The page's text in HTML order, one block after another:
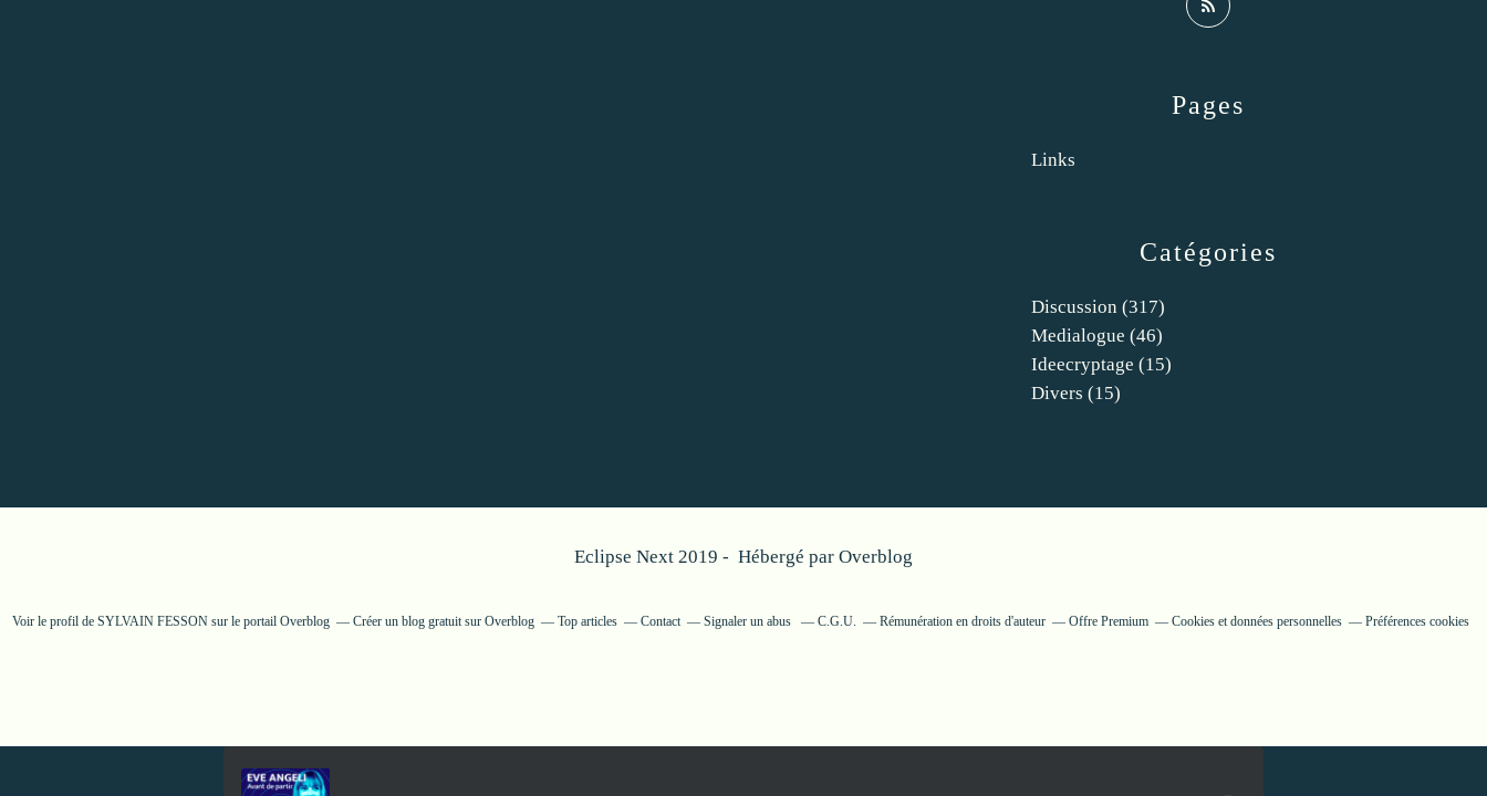
Catégories
Discussion (317)
Medialogue (46)
Ideecryptage (15)
Divers (15)
Pages
Links
Eclipse Next 2019 - Hébergé par Overblog
Voir le profil de SYLVAIN FESSONsur le portail Overblog Créer un blog gratuit sur Overblog Top articles Contact Signaler un abus C.G.U. Rémunération en droits d'auteur Offre Premium Cookies et données personnelles Préférences cookies